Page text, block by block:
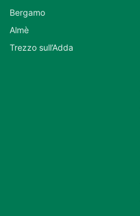
Bergamo
Almè
Trezzo sull’Adda